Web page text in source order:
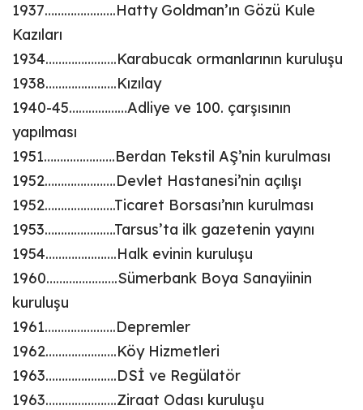
1937………………….Hatty Goldman’ın Gözü Kule
Kazıları
1934………………….Karabucak ormanlarının kuruluşu
1938………………….Kızılay
1940-45………………Adliye ve 100. çarşısının
yapılması
1951………………….Berdan Tekstil AŞ’nin kurulması
1952………………….Devlet Hastanesi’nin açılışı
1952………………….Ticaret Borsası’nın kurulması
1953………………….Tarsus’ta ilk gazetenin yayını
1954………………….Halk evinin kuruluşu
1960………………….Sümerbank Boya Sanayiinin
kuruluşu
1961………………….Depremler
1962………………….Köy Hizmetleri
1963………………….DSİ ve Regülatör
1963………………….Ziraat Odası kuruluşu